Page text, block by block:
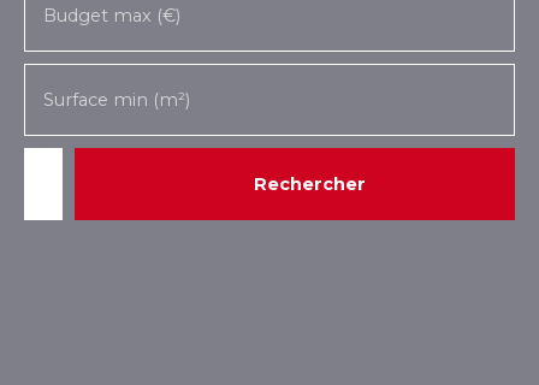
Budget max (€)
Surface min (m²)
Rechercher